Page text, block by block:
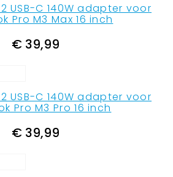
USB-C 140W adapter voor
Pro M3 Max 16 inch
€ 39,99
USB-C 140W adapter voor
Pro M3 Pro 16 inch
€ 39,99